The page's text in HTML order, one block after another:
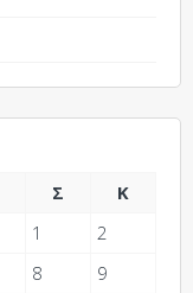
Σ
Κ
1
2
8
9